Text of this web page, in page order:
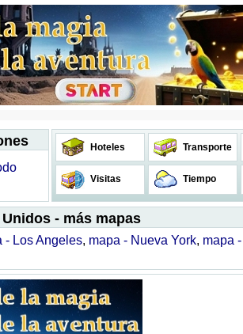
Hoteles Transporte
Visitas Tiempo
- más mapas
- Los Angeles, mapa - Nueva York, mapa